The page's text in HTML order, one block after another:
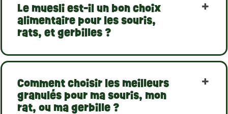
Le muesli est-il un bon choix
alimentaire pour les souris,
rats, et gerbilles ?
Comment choisir les meilleurs
granulés pour ma souris, mon
rat, ou ma gerbille ?